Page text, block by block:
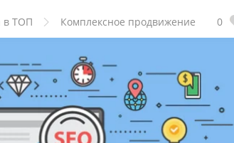
0
в ТОП Комплексное продвижение